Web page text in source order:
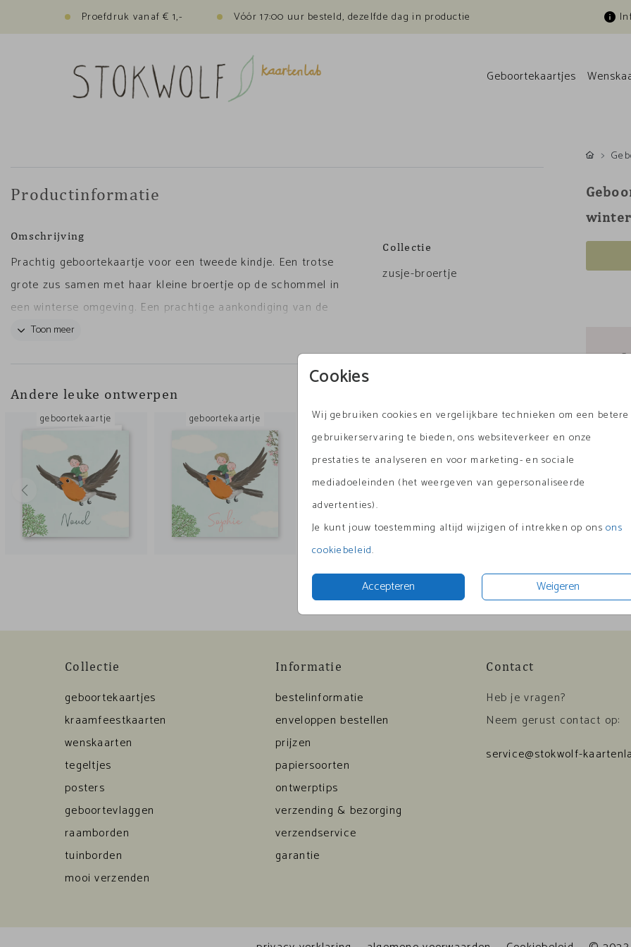
Proefdruk vanaf € 1,- Vóór 17:00 uur besteld, dezelfde dag in productie
Geboortekaartjes
Cookies
Wij gebruiken cookies en vergelijkbare technieken om een betere
gebruikerservaring te bieden, ons websiteverkeer en onze
prestaties te analyseren en voor marketing- en sociale
mediadoeleinden (het weergeven van gepersonaliseerde
advertenties).
Je kunt jouw toestemming altijd wijzigen of intrekken op onsons
cookiebeleid.
Accepteren Weigeren
Productinformatie
Omschrijving
Prachtig geboortekaartje voor een tweede kindje. Een trotse
grote zus samen met haar kleine broertje op de schommel in
een winterse omgeving. Een prachtige aankondiging van de
geboorte van je kindje in de winter. Teksten, illustraties en
kleuren kunnen worden aangepast voor een extra persoonlijk
Toon meer
Collectie
zusje-broertje
Andere leuke ontwerpen
geboortekaartje geboortekaartje geboortekaartje geboortekaartje
winter
Collectie
geboortekaartjes
kraamfeestkaarten
wenskaarten
tegeltjes
posters
geboortevlaggen
raamborden
tuinborden
mooi verzenden
Informatie
bestelinformatie
enveloppen bestellen
prijzen
papiersoorten
ontwerptips
verzending & bezorging
verzendservice
garantie
Contact
Heb je vragen?
Neem gerust contact op:
service@stokwolf-